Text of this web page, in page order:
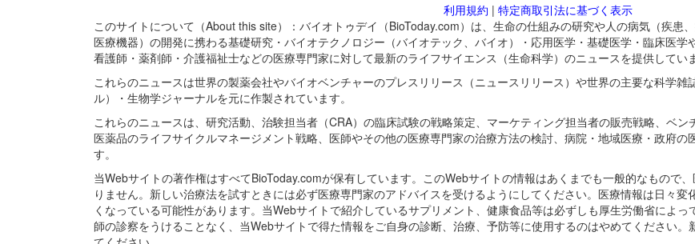
利用規約 | 特定商取引法に基づく表示
このサイトについて（About this site）：バイオトゥデイ（BioToday.com）は、生命の仕組みの研究や人の病気（疾患
医療機器）の開発に携わる基礎研究・バイオテクノロジー（バイオテック、バイオ）・応用医学・基礎医学・臨床医
看護師・薬剤師・介護福祉士などの医療専門家に対して最新のライフサイエンス（生命科学）のニュースを提供していま
これらのニュースは世界の製薬会社やバイオベンチャーのプレスリリース（ニュースリリース）や世界の主要な科学
ル）・生物学ジャーナルを元に作製されています。
これらのニュースは、研究活動、治験担当者（CRA）の臨床試験の戦略策定、マーケティング担当者の販売戦略、ベン
医薬品のライフサイクルマネージメント戦略、医師やその他の医療専門家の治療方法の検討、病院・地域医療・政府
す。
当Webサイトの著作権はすべてBioToday.comが保有しています。このWebサイトの情報はあくまでも一般的なもので
りません。新しい治療法を試すときには必ず医療専門家のアドバイスを受けるようにしてください。医療情報は日々
くなっている可能性があります。当Webサイトで紹介しているサプリメント、健康食品等は必ずしも厚生労働省によ
師の診察をうけることなく、当Webサイトで得た情報をご自身の診断、治療、予防等に使用するのはやめてください